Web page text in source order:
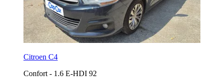
Citroen C4
Confort - 1.6 E-HDI 92